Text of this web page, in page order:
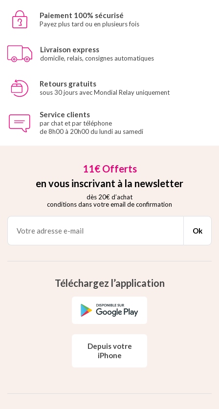
Paiement 100% sécurisé
Payez plus tard ou en plusieurs fois
Livraison express
domicile, relais, consignes automatiques
Retours gratuits
sous 30 jours avec Mondial Relay uniquement
Service clients
par chat et par téléphone
de 8h00 à 20h00 du lundi au samedi
11€ Offerts
en vous inscrivant à la newsletter
dès 20€ d’achat
conditions dans votre email de confirmation
Ok
Téléchargez l’application
Depuis votre
iPhone